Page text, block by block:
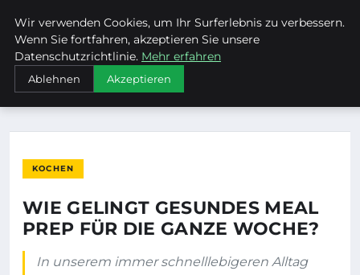
MTUCLUB
STARTSEITE
KOCHEN
WIE GELINGT GESUNDES MEAL PREP FÜR DIE GANZE WOCHE?
KOCHEN
WIE GELINGT GESUNDES MEAL
PREP FÜR DIE GANZE WOCHE?
In unserem immer schnelllebigeren Alltag
Wir verwenden Cookies, um Ihr Surferlebnis zu verbessern.
Wenn Sie fortfahren, akzeptieren Sie unsere
Datenschutzrichtlinie. Mehr erfahren
Ablehnen Akzeptieren